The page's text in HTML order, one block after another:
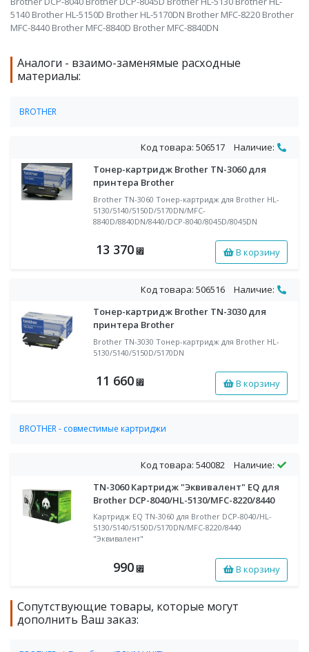
5140 Brother HL-5150D Brother HL-5170DN Brother MFC-8220 Brother
MFC-8440 Brother MFC-8840D Brother MFC-8840DN
Аналоги - взаимо-заменямые расходные
материалы:
BROTHER
Код товара: 506517
Наличие:
Тонер-картридж Brother TN-3060 для
принтера Brother
Brother TN-3060 Тонер-картридж для Brother HL-
5130/5140/5150D/5170DN/MFC-
8840D/8840DN/8440/DCP-8040/8045D/8045DN
13 370 ⃏ В корзину
Код товара: 506516
Наличие:
Тонер-картридж Brother TN-3030 для
принтера Brother
Brother TN-3030 Тонер-картридж для Brother HL-
5130/5140/5150D/5170DN
11 660 ⃏ В корзину
BROTHER - совместимые картриджи
Код товара: 540082
Наличие:
TN-3060 Картридж "Эквивалент" EQ для
Brother DCP-8040/HL-5130/MFC-8220/8440
Картридж EQ TN-3060 для Brother DCP-8040/HL-
5130/5140/5150D/5170DN/MFC-8220/8440
"Эквивалент"
990 ⃏ В корзину
Сопутствующие товары, которые могут
дополнить Ваш заказ: